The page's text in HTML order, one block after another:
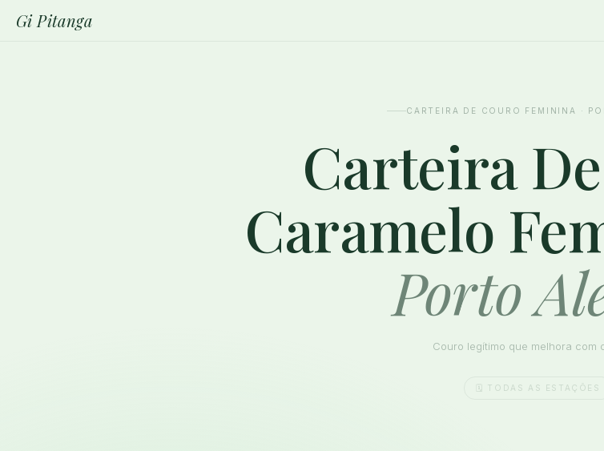
Gi Pitanga
CARTEIRA DE COURO FEMININA ·
Carteira
Caramelo
Porto
Couro legítimo que melhora com
🗓️ TODAS AS ESTAÇÕES